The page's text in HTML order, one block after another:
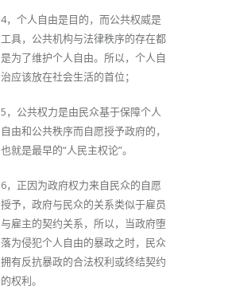
4，个人自由是目的，而公共权威是
工具，公共机构与法律秩序的存在都
是为了维护个人自由。所以，个人自
治应该放在社会生活的首位；
5，公共权力是由民众基于保障个人
自由和公共秩序而自愿授予政府的，
也就是最早的“人民主权论”。
6，正因为政府权力来自民众的自愿
授予，政府与民众的关系类似于雇员
与雇主的契约关系，所以，当政府堕
落为侵犯个人自由的暴政之时，民众
拥有反抗暴政的合法权利或终结契约
的权利。